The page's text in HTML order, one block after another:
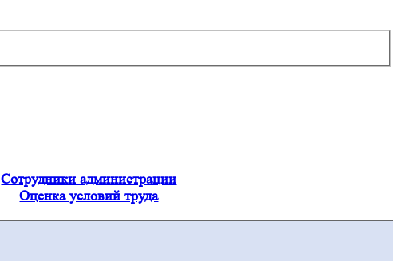
Сотрудники администрации
Оценка условий труда